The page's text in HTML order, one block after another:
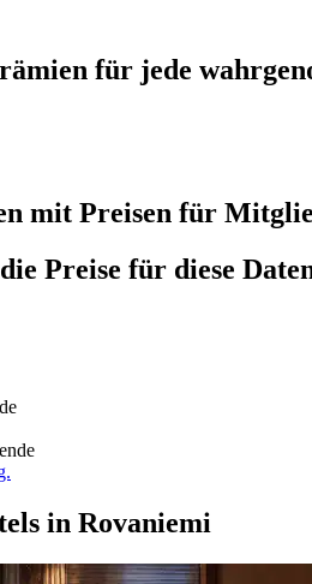
für jede
mit Preisen für
Preise für diese
in Rovaniemi